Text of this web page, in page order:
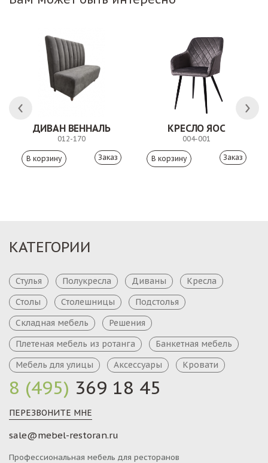
ДИВАН ВЕННАЛЬ
012-170
Заказ
КРЕСЛО ЯОС
004-001
Заказ
8 (495) 369 18 45
ПЕРЕЗВОНИТЕ МНЕ
sale@mebel-restoran.ru
Профессиональная мебель для ресторанов
КАТЕГОРИИ
Стулья Полукресла Диваны
Кресла
Столы
Столешницы
Подстолья
Складная мебель
Решения
Плетеная мебель из ротанга
Банкетная мебель
Мебель для улицы
Аксессуары Кровати